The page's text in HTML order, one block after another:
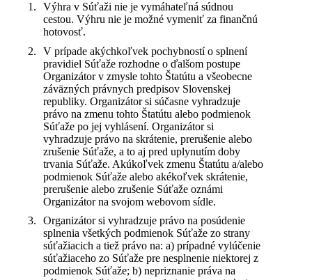
Výhra v Súťaži nie je vymáhateľná súdnou
cestou. Výhru nie je možné vymeniť za finančnú
hotovosť.
V prípade akýchkoľvek pochybností o splnení
pravidiel Súťaže rozhodne o ďalšom postupe
Organizátor v zmysle tohto Štatútu a všeobecne
záväzných právnych predpisov Slovenskej
republiky. Organizátor si súčasne vyhradzuje
právo na zmenu tohto Štatútu alebo podmienok
Súťaže po jej vyhlásení. Organizátor si
vyhradzuje právo na skrátenie, prerušenie alebo
zrušenie Súťaže, a to aj pred uplynutím doby
trvania Súťaže. Akúkoľvek zmenu Štatútu a/alebo
podmienok Súťaže alebo akékoľvek skrátenie,
prerušenie alebo zrušenie Súťaže oznámi
Organizátor na svojom webovom sídle.
Organizátor si vyhradzuje právo na posúdenie
splnenia všetkých podmienok Súťaže zo strany
súťažiacich a tiež právo na: a) prípadné vylúčenie
súťažiaceho zo Súťaže pre nesplnenie niektorej z
podmienok Súťaže; b) nepriznanie práva na